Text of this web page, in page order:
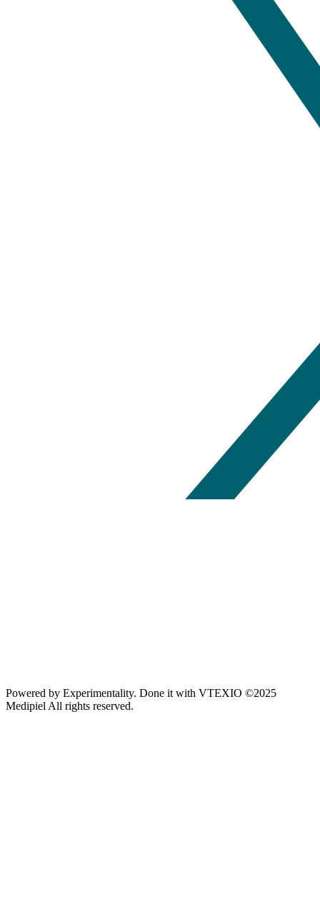
Powered by Experimentality. Done it with VTEXIO ©2025
Medipiel All rights reserved.